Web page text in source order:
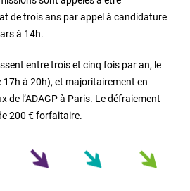
de trois ans par appel à candidature
à 14h.
entre trois et cinq fois par an, le
17h à 20h), et majoritairement en
de l’ADAGP à Paris. Le défraiement
200 € forfaitaire.